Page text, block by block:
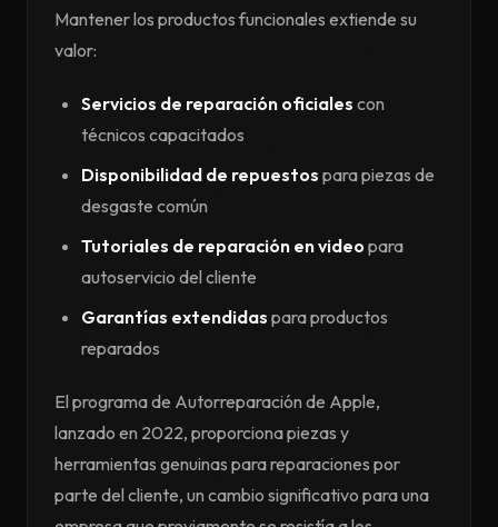
Mantener los productos funcionales extiende su
valor:
Servicios de reparación oficiales con
técnicos capacitados
Disponibilidad de repuestos para piezas de
desgaste común
Tutoriales de reparación en video para
autoservicio del cliente
Garantías extendidas para productos
reparados
El programa de Autorreparación de Apple,
lanzado en 2022, proporciona piezas y
herramientas genuinas para reparaciones por
parte del cliente, un cambio significativo para una